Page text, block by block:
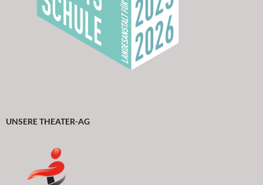
UNSERE THEATER-AG